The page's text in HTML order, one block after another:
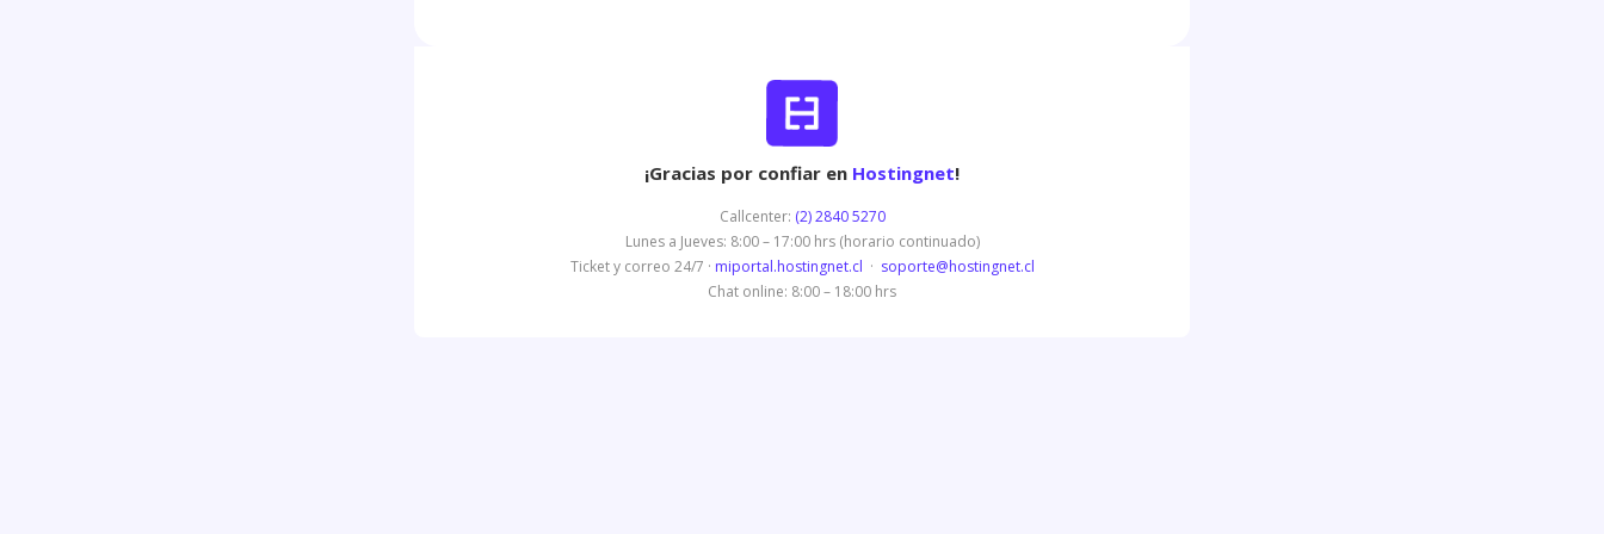
¡Gracias por confiar en Hostingnet!
Callcenter: (2) 2840 5270
Lunes a Jueves: 8:00 – 17:00 hrs (horario continuado)
Ticket y correo 24/7 · miportal.hostingnet.cl · soporte@hostingnet.cl
Chat online: 8:00 – 18:00 hrs